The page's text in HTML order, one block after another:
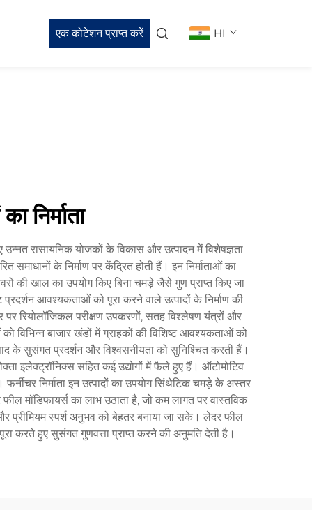
एक कोटेशन प्राप्त करें HI
निर्माता
रासायनिक योजकों के विकास और उत्पादन में विशेषज्ञता
समाधानों के निर्माण पर केंद्रित होती हैं। इन निर्माताओं का
की खाल का उपयोग किए बिना चमड़े जैसे गुण प्राप्त किए जा
प्रदर्शन आवश्यकताओं को पूरा करने वाले उत्पादों के निर्माण की
पर रियोलॉजिकल परीक्षण उपकरणों, सतह विश्लेषण यंत्रों और
विभिन्न बाजार खंडों में ग्राहकों की विशिष्ट आवश्यकताओं को
के सुसंगत प्रदर्शन और विश्वसनीयता को सुनिश्चित करती हैं।
इलेक्ट्रॉनिक्स सहित कई उद्योगों में फैले हुए हैं। ऑटोमोटिव
निर्माता इन उत्पादों का उपयोग सिंथेटिक चमड़े के अस्तर
मॉडिफायर्स का लाभ उठाता है, जो कम लागत पर वास्तविक
प्रीमियम स्पर्श अनुभव को बेहतर बनाया जा सके। लेदर फील
करते हुए सुसंगत गुणवत्ता प्राप्त करने की अनुमति देती है।